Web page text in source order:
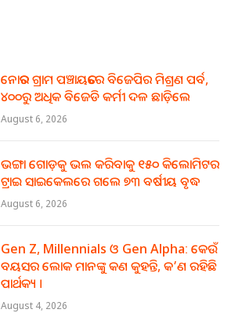
ନୋତର ଗ୍ରାମ ପଞ୍ଚାୟତରେ ବିଜେପିର ମିଶ୍ରଣ ପର୍ବ,
୪୦୦ରୁ ଅଧିକ ବିଜେଡି କର୍ମୀ ଦଳ ଛାଡ଼ିଲେ
August 6, 2026
ଭଙ୍ଗା ଗୋଡ଼କୁ ଭଲ କରିବାକୁ ୧୫୦ କିଲୋମିଟର
ଟ୍ରାଇ ସାଇକେଲରେ ଗଲେ ୭୩ ବର୍ଷୀୟ ବୃଦ୍ଧ
August 6, 2026
Gen Z, Millennials ଓ Gen Alpha: କେଉଁ
ବୟସର ଲୋକ ମାନଙ୍କୁ କଣ କୁହନ୍ତି, କ’ଣ ରହିଛି
ପାର୍ଥକ୍ୟ ।
August 4, 2026